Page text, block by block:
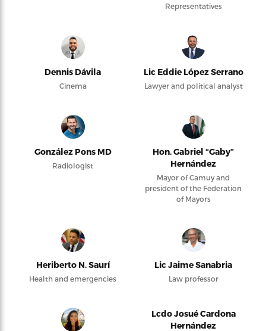
Representatives
Dennis Dávila
Cinema
Lic Eddie López Serrano
Lawyer and political analyst
González Pons MD
Radiologist
Hon. Gabriel “Gaby”
Hernández
Mayor of Camuy and
president of the Federation
of Mayors
Heriberto N. Saurí
Health and emergencies
Lic Jaime Sanabria
Law professor
Lcdo Josué Cardona
Hernández